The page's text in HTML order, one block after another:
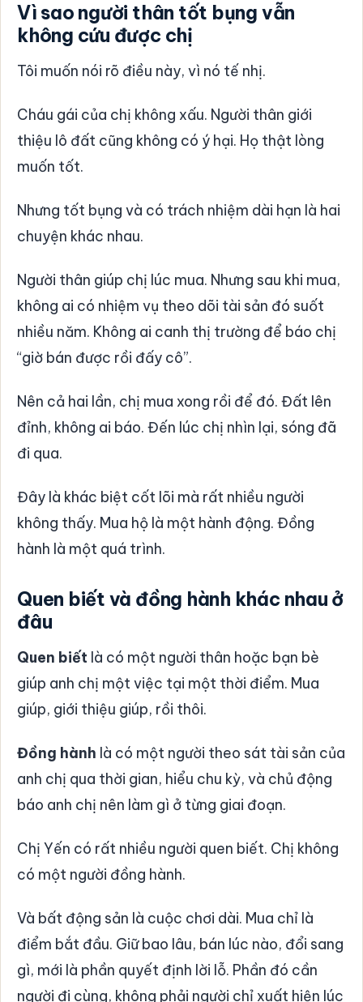
Vì sao người thân tốt bụng vẫn
không cứu được chị
Tôi muốn nói rõ điều này, vì nó tế nhị.
Cháu gái của chị không xấu. Người thân giới
thiệu lô đất cũng không có ý hại. Họ thật lòng
muốn tốt.
Nhưng tốt bụng và có trách nhiệm dài hạn là hai
chuyện khác nhau.
Người thân giúp chị lúc mua. Nhưng sau khi mua,
không ai có nhiệm vụ theo dõi tài sản đó suốt
nhiều năm. Không ai canh thị trường để báo chị
“giờ bán được rồi đấy cô”.
Nên cả hai lần, chị mua xong rồi để đó. Đất lên
đỉnh, không ai báo. Đến lúc chị nhìn lại, sóng đã
đi qua.
Đây là khác biệt cốt lõi mà rất nhiều người
không thấy. Mua hộ là một hành động. Đồng
hành là một quá trình.
Quen biết và đồng hành khác nhau ở
đâu
Quen biết là có một người thân hoặc bạn bè
giúp anh chị một việc tại một thời điểm. Mua
giúp, giới thiệu giúp, rồi thôi.
Đồng hành là có một người theo sát tài sản của
anh chị qua thời gian, hiểu chu kỳ, và chủ động
báo anh chị nên làm gì ở từng giai đoạn.
Chị Yến có rất nhiều người quen biết. Chị không
có một người đồng hành.
Và bất động sản là cuộc chơi dài. Mua chỉ là
điểm bắt đầu. Giữ bao lâu, bán lúc nào, đổi sang
gì, mới là phần quyết định lời lỗ. Phần đó cần
người đi cùng, không phải người chỉ xuất hiện lúc